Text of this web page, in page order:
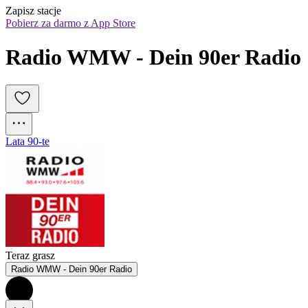
Zapisz stacje
Pobierz za darmo z App Store
Radio WMW - Dein 90er Radio
Lata 90-te
Teraz grasz
Radio WMW - Dein 90er Radio